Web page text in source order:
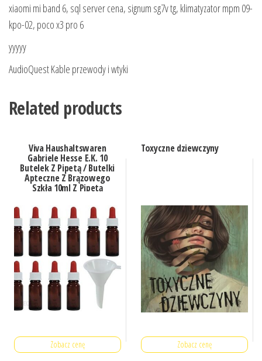
xiaomi mi band 6, sql server cena, signum sg7v tg, klimatyzator mpm 09-
kpo-02, poco x3 pro 6
yyyyy
AudioQuest Kable przewody i wtyki
Related products
Viva Haushaltswaren
Gabriele Hesse E.K. 10
Butelek Z Pipetą / Butelki
Apteczne Z Brązowego
Szkła 10ml Z Pipetą
Zobacz cenę
Toxyczne dziewczyny
Zobacz cenę